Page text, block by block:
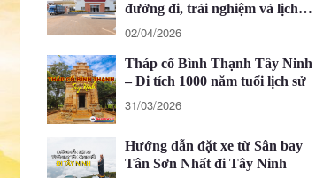
đường đi, trải nghiệm và lịch
trình 1 ngày
02/04/2026
Tháp cổ Bình Thạnh Tây Ninh
– Di tích 1000 năm tuổi lịch sử
31/03/2026
Hướng dẫn đặt xe từ Sân bay
Tân Sơn Nhất đi Tây Ninh